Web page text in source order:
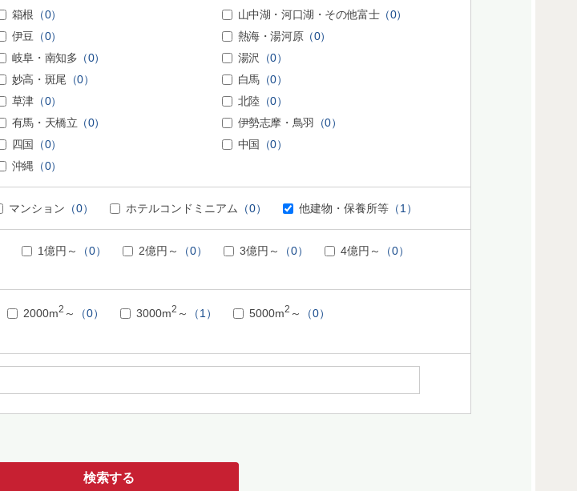
箱根 （0） 山中湖・河口湖・その他富士（0）
伊豆 （0） 熱海・湯河原（0）
岐阜・南知多 （0） 湯沢
（0）
妙高・斑尾 （0） 白馬（0）
草津（0） 北陸（0）
有馬・天橋立 （0） 伊勢志摩・鳥羽
（0）
四国 （0） 中国
（0）
沖縄 （0）
マンション （0） ホテルコンドミニアム （0） 他建物・保養所等 （1）
1億円～ （0） 2億円～ （0） 3億円～ （0） 4億円～
（0）
2000m2 ～ （0） 3000m2 ～ （1） 5000m2 ～
（0）